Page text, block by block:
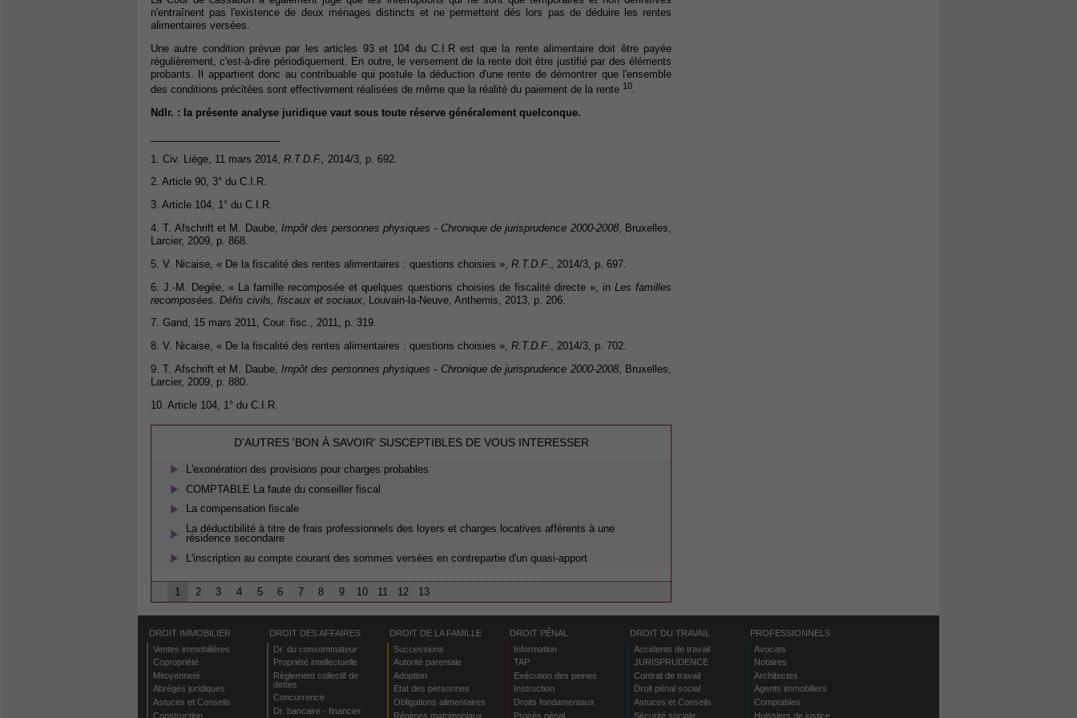
n'entraînent pas l'existence de deux ménages distincts et ne permettent dès lors pas de déduire les rentes
alimentaires versées.
Une autre condition prévue par les articles 93 et 104 du C.I.R est que la rente alimentaire doit être payée
régulièrement, c'est-à-dire périodiquement. En outre, le versement de la rente doit être justifié par des éléments
probants. Il appartient donc au contribuable qui postule la déduction d'une rente de démontrer que l'ensemble
des conditions précitées sont effectivement réalisées de même que la réalité du paiement de la rente 10.
Ndlr. : la présente analyse juridique vaut sous toute réserve généralement quelconque.
1. Civ. Liège, 11 mars 2014, R.T.D.F., 2014/3, p. 692.
2. Article 90, 3° du C.I.R.
3. Article 104, 1° du C.I.R.
4. T. Afschrift et M. Daube, Impôt des personnes physiques - Chronique de jurisprudence 2000-2008, Bruxelles,
Larcier, 2009, p. 868.
5. V. Nicaise, « De la fiscalité des rentes alimentaires : questions choisies », R.T.D.F., 2014/3, p. 697.
6. J.-M. Degée, « La famille recomposée et quelques questions choisies de fiscalité directe », inLes familles
recomposées. Défis civils, fiscaux et sociaux , Louvain-la-Neuve, Anthemis, 2013, p. 206.
7. Gand, 15 mars 2011, Cour. fisc., 2011, p. 319.
8. V. Nicaise, « De la fiscalité des rentes alimentaires : questions choisies », R.T.D.F., 2014/3, p. 702.
9. T. Afschrift et M. Daube, Impôt des personnes physiques - Chronique de jurisprudence 2000-2008, Bruxelles,
Larcier, 2009, p. 880.
10. Article 104, 1° du C.I.R.
D'AUTRES 'BON À SAVOIR' SUSCEPTIBLES DE VOUS INTERESSER
L'exonération des provisions pour charges probables
COMPTABLE La faute du conseiller fiscal
La compensation fiscale
La déductibilité à titre de frais professionnels des loyers et charges locatives afférents à une
résidence secondaire
L'inscription au compte courant des sommes versées en contrepartie d'un quasi-apport
1 2 3 4 5 6 7 8 9 10 11 12 13
DROIT IMMOBILIER
Ventes immobilières
Copropriété
Mitoyenneté
Abrégés juridiques
Astuces et Conseils
Construction
DROIT DES AFFAIRES
Dr. du consommateur
Propriété intellectuelle
Règlement collectif de
dettes
Concurrence
Dr. bancaire - financier
DROIT DE LA FAMILLE
Successions
Autorité parentale
Adoption
Etat des personnes
Obligations alimentaires
Régimes matrimoniaux
DROIT PÉNAL
Information
TAP
Exécution des peines
Instruction
Droits fondamentaux
Procès pénal
DROIT DU TRAVAIL
Accidents de travail
JURISPRUDENCE
Contrat de travail
Droit pénal social
Astuces et Conseils
Sécurité sociale
PROFESSIONNELS
Avocats
Notaires
Architectes
Agents immobiliers
Comptables
Huissiers de justice